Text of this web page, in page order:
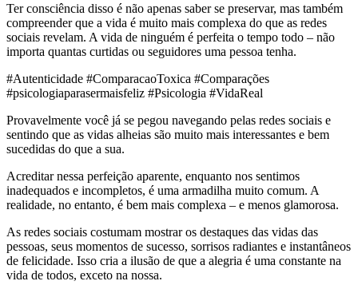
Ter consciência disso é não apenas saber se preservar, mas também
compreender que a vida é muito mais complexa do que as redes
sociais revelam. A vida de ninguém é perfeita o tempo todo – não
importa quantas curtidas ou seguidores uma pessoa tenha.
#Autenticidade #ComparacaoToxica #Comparações
#psicologiaparasermaisfeliz #Psicologia #VidaReal
Provavelmente você já se pegou navegando pelas redes sociais e
sentindo que as vidas alheias são muito mais interessantes e bem
sucedidas do que a sua.
Acreditar nessa perfeição aparente, enquanto nos sentimos
inadequados e incompletos, é uma armadilha muito comum. A
realidade, no entanto, é bem mais complexa – e menos glamorosa.
As redes sociais costumam mostrar os destaques das vidas das
pessoas, seus momentos de sucesso, sorrisos radiantes e instantâneos
de felicidade. Isso cria a ilusão de que a alegria é uma constante na
vida de todos, exceto na nossa.